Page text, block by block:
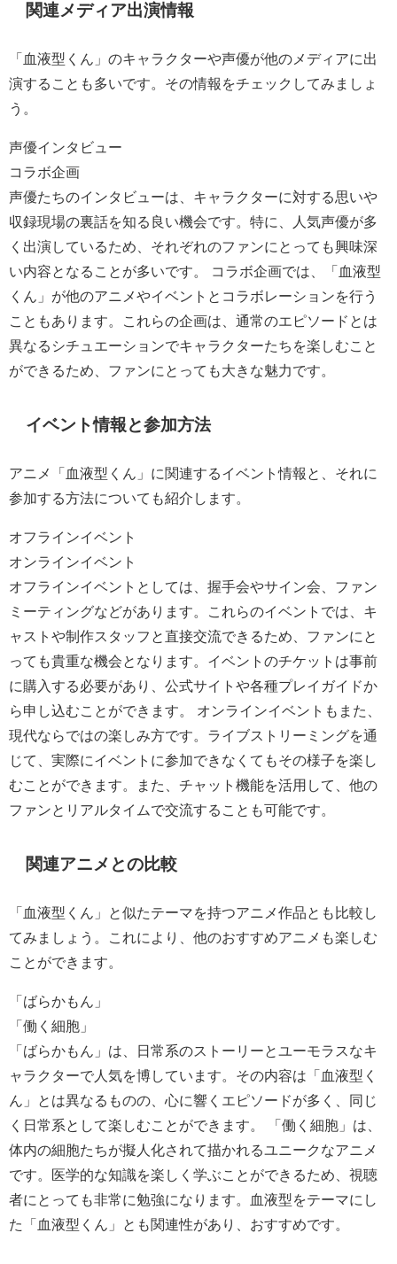
関連メディア出演情報
「血液型くん」のキャラクターや声優が他のメディアに出
演することも多いです。その情報をチェックしてみましょ
う。
声優インタビュー
コラボ企画
声優たちのインタビューは、キャラクターに対する思いや
収録現場の裏話を知る良い機会です。特に、人気声優が多
く出演しているため、それぞれのファンにとっても興味深
い内容となることが多いです。 コラボ企画では、「血液型
くん」が他のアニメやイベントとコラボレーションを行う
こともあります。これらの企画は、通常のエピソードとは
異なるシチュエーションでキャラクターたちを楽しむこと
ができるため、ファンにとっても大きな魅力です。
イベント情報と参加方法
アニメ「血液型くん」に関連するイベント情報と、それに
参加する方法についても紹介します。
オフラインイベント
オンラインイベント
オフラインイベントとしては、握手会やサイン会、ファン
ミーティングなどがあります。これらのイベントでは、キ
ャストや制作スタッフと直接交流できるため、ファンにと
っても貴重な機会となります。イベントのチケットは事前
に購入する必要があり、公式サイトや各種プレイガイドか
ら申し込むことができます。 オンラインイベントもまた、
現代ならではの楽しみ方です。ライブストリーミングを通
じて、実際にイベントに参加できなくてもその様子を楽し
むことができます。また、チャット機能を活用して、他の
ファンとリアルタイムで交流することも可能です。
関連アニメとの比較
「血液型くん」と似たテーマを持つアニメ作品とも比較し
てみましょう。これにより、他のおすすめアニメも楽しむ
ことができます。
「ばらかもん」
「働く細胞」
「ばらかもん」は、日常系のストーリーとユーモラスなキ
ャラクターで人気を博しています。その内容は「血液型く
ん」とは異なるものの、心に響くエピソードが多く、同じ
く日常系として楽しむことができます。 「働く細胞」は、
体内の細胞たちが擬人化されて描かれるユニークなアニメ
です。医学的な知識を楽しく学ぶことができるため、視聴
者にとっても非常に勉強になります。血液型をテーマにし
た「血液型くん」とも関連性があり、おすすめです。